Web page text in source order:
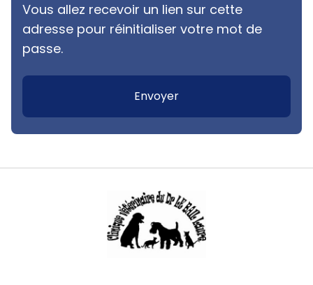
Vous allez recevoir un lien sur cette
adresse pour réinitialiser votre mot de
passe.
Envoyer